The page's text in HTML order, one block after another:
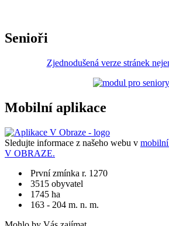
Senioři
Zjednodušená verze stránek
Mobilní aplikace
Sledujte informace z našeho webu v
V OBRAZE.
První zmínka r. 1270
3515 obyvatel
1745 ha
163 - 204 m. n. m.